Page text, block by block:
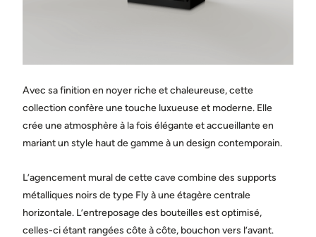
Avec sa finition en noyer riche et chaleureuse, cette
collection confère une touche luxueuse et moderne. Elle
crée une atmosphère à la fois élégante et accueillante en
mariant un style haut de gamme à un design contemporain.
L’agencement mural de cette cave combine des supports
métalliques noirs de type Fly à une étagère centrale
horizontale. L’entreposage des bouteilles est optimisé,
celles-ci étant rangées côte à côte, bouchon vers l’avant.
Message
Partagez des photos de l’espace où sera installée la cave.
(facultatif)